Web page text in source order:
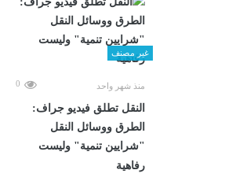
غير مصنف
منذ شهر واحد 0
​النقل تطلق فيديو جراف:
الطرق ووسائل النقل
"شرايين تنمية" وليست
رفاهية